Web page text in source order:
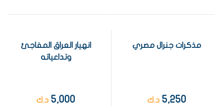
مذكرات جنرال مصري
5,250 د.ك
انهيار العراق المفاجئ
وتداعياته
5,000 د.ك